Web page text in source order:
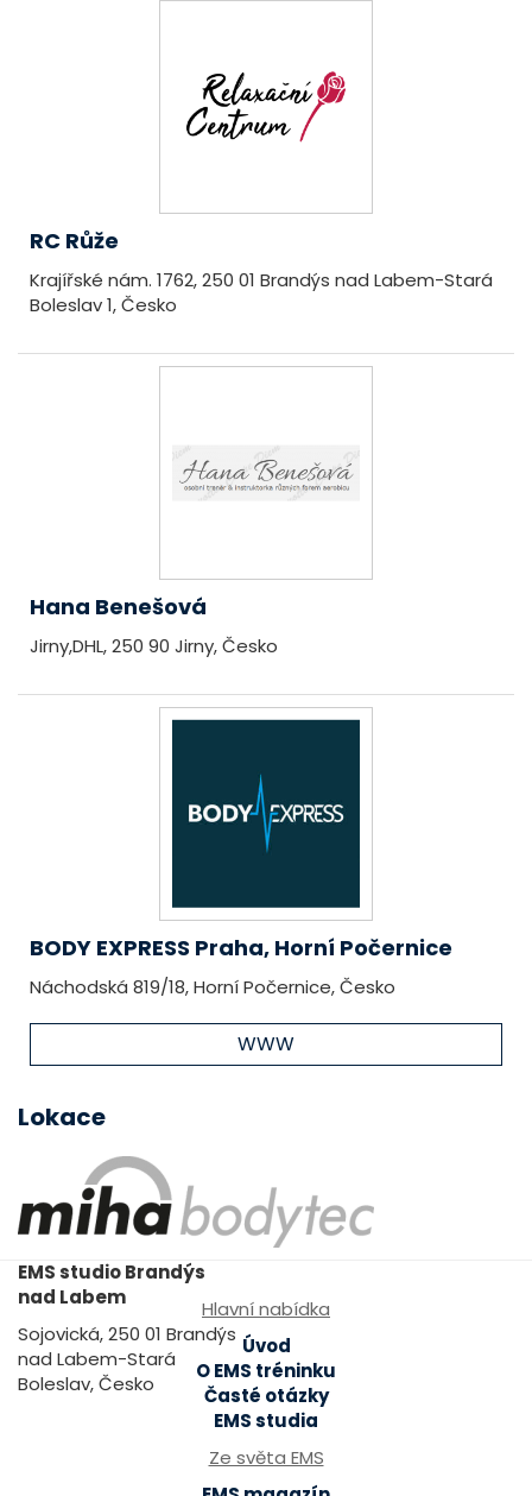
RC Růže
Krajířské nám. 1762, 250 01 Brandýs nad Labem-Stará
Boleslav 1, Česko
Hana Benešová
Jirny,DHL, 250 90 Jirny, Česko
BODY EXPRESS Praha, Horní Počernice
Náchodská 819/18, Horní Počernice, Česko
WWW
Lokace
EMS studio Brandýs
nad Labem
Sojovická, 250 01 Brandýs
nad Labem-Stará
Boleslav, Česko
Hlavní nabídka
Úvod
O EMS tréninku
Časté otázky
EMS studia
Ze světa EMS